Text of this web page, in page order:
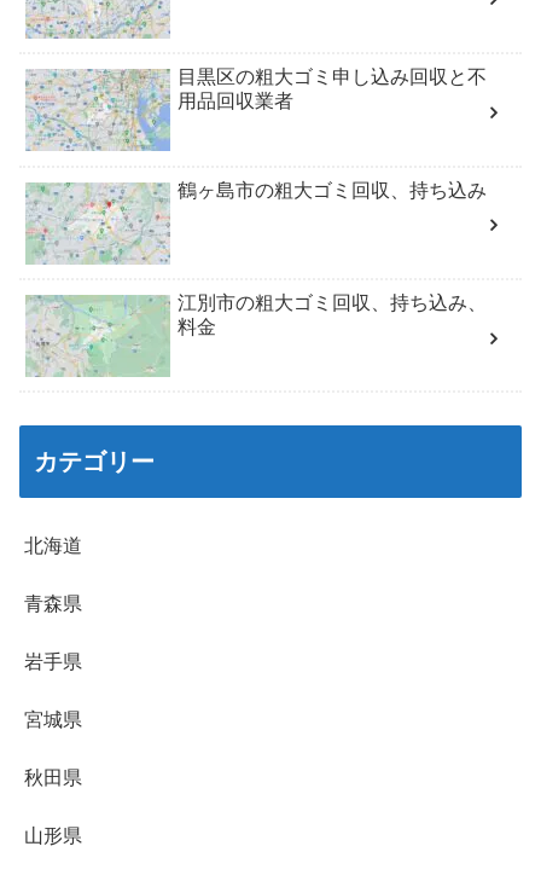
目黒区の粗大ゴミ申し込み回収と不
用品回収業者
鶴ヶ島市の粗大ゴミ回収、持ち込み
江別市の粗大ゴミ回収、持ち込み、
料金
カテゴリー
北海道
青森県
岩手県
宮城県
秋田県
山形県